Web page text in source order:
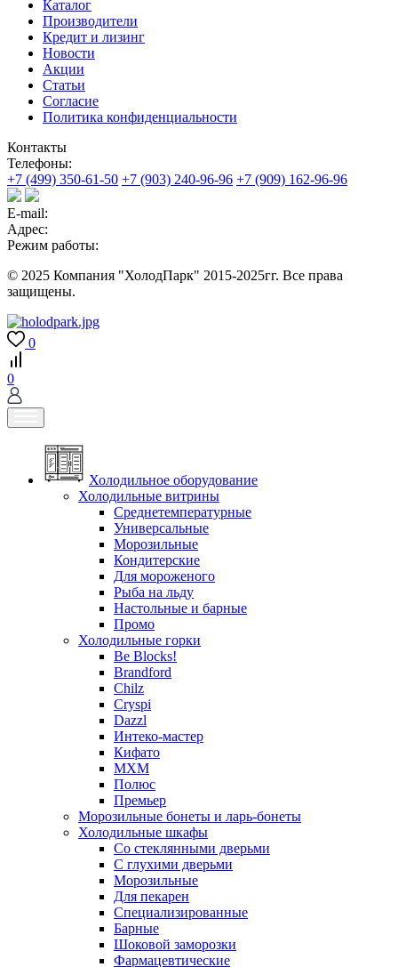
Каталог
Производители
Кредит и лизинг
Новости
Акции
Статьи
Согласие
Политика конфиденциальности
Контакты
Телефоны:
+7 (499) 350-61-50 +7 (903) 240-96-96 +7 (909) 162-96-96
E-mail:
Адрес:
Режим работы:
© 2025 Компания "ХолодПарк" 2015-2025гг. Все права
защищены.
0
0
Холодильное оборудование
Холодильные витрины
Среднетемпературные
Универсальные
Морозильные
Кондитерские
Для мороженого
Рыба на льду
Настольные и барные
Промо
Холодильные горки
Be Blocks!
Brandford
Chilz
Cryspi
Dazzl
Интеко-мастер
Кифато
МХМ
Полюс
Премьер
Морозильные бонеты и ларь-бонеты
Холодильные шкафы
Со стеклянными дверьми
С глухими дверьми
Морозильные
Для пекарен
Специализированные
Барные
Шоковой заморозки
Фармацевтические